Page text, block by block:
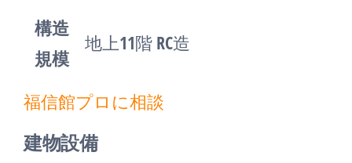
構造
規模
地上11階 RC造
福信館プロに相談
建物設備